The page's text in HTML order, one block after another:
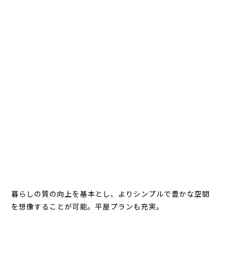
暮らしの質の向上を基本とし、よりシンプルで豊かな空間
を想像することが可能。平屋プランも充実。